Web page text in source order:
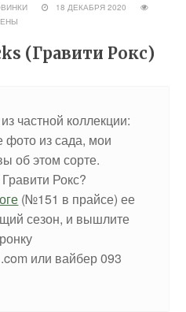
18 ДЕКАБРЯ 2020
(Гравити Рокс)
частной коллекции:
фото из сада, мои
об этом сорте.
Рокс?
(№151 в прайсе) ее
сезон, и вышлите
или вайбер 093